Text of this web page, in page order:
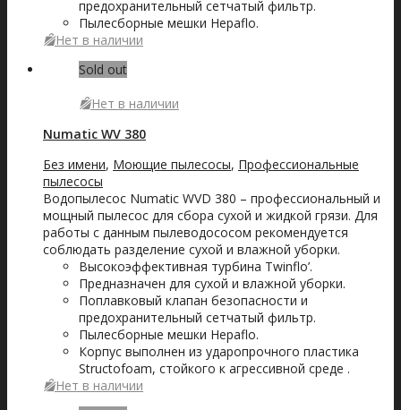
предохранительный сетчатый фильтр.
Пылесборные мешки Hepaflo.
Нет в наличии
Sold out
Нет в наличии
Numatic WV 380
Без имени, Моющие пылесосы, Профессиональные
пылесосы
Водопылесос Numatic WVD 380 – профессиональный и
мощный пылесос для сбора сухой и жидкой грязи. Для
работы с данным пылеводососом рекомендуется
соблюдать разделение сухой и влажной уборки.
Высокоэффективная турбина Twinflo’.
Предназначен для сухой и влажной уборки.
Поплавковый клапан безопасности и
предохранительный сетчатый фильтр.
Пылесборные мешки Hepaflo.
Корпус выполнен из ударопрочного пластика
Structofoam, стойкого к агрессивной среде .
Нет в наличии